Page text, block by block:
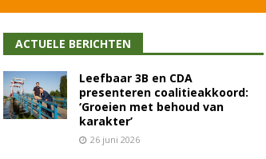
ACTUELE BERICHTEN
Leefbaar 3B en CDA
presenteren coalitieakkoord:
‘Groeien met behoud van
karakter’
26 juni 2026